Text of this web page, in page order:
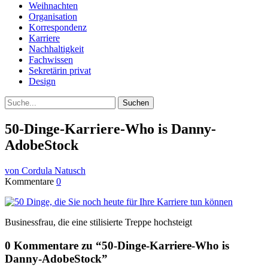
Weihnachten
Organisation
Korrespondenz
Karriere
Nachhaltigkeit
Fachwissen
Sekretärin privat
Design
Suche
50-Dinge-Karriere-Who is Danny-
AdobeStock
von Cordula Natusch
Kommentare 0
Businessfrau, die eine stilisierte Treppe hochsteigt
0 Kommentare zu “50-Dinge-Karriere-Who is
Danny-AdobeStock”